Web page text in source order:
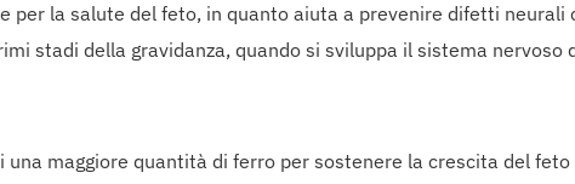
per la salute del feto, in quanto aiuta a prevenire difetti neurali
stadi della gravidanza, quando si sviluppa il sistema nervoso
una maggiore quantità di ferro per sostenere la crescita del